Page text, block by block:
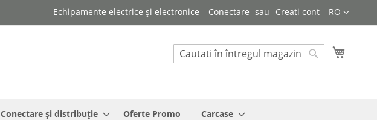
Limba
RO
Echipamente electrice și electronice Conectare Creati cont
Cautare
Conectare și distribuție Oferte Promo Carcase